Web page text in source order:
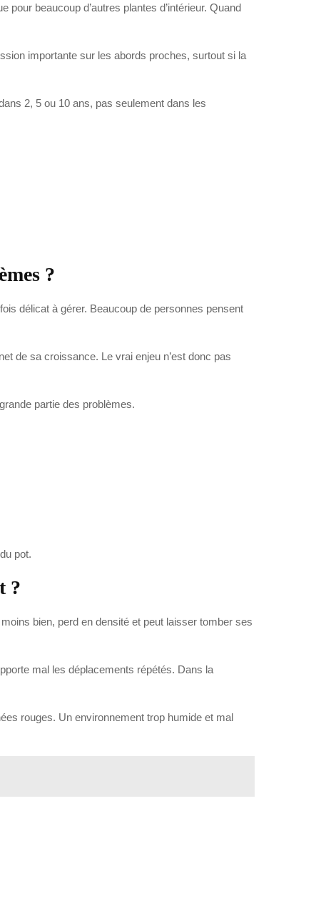
beaucoup d’autres plantes d’intérieur. Quand
importante sur les abords proches, surtout si la
2, 5 ou 10 ans, pas seulement dans les
?
délicat à gérer. Beaucoup de personnes pensent
de sa croissance. Le vrai enjeu n’est donc pas
partie des problèmes.
pot.
?
bien, perd en densité et peut laisser tomber ses
mal les déplacements répétés. Dans la
rouges. Un environnement trop humide et mal